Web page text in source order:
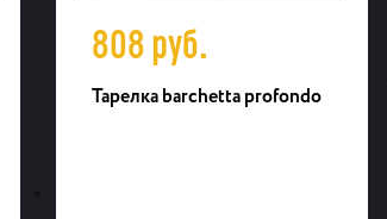
808руб.
Тарелка barchetta profondo